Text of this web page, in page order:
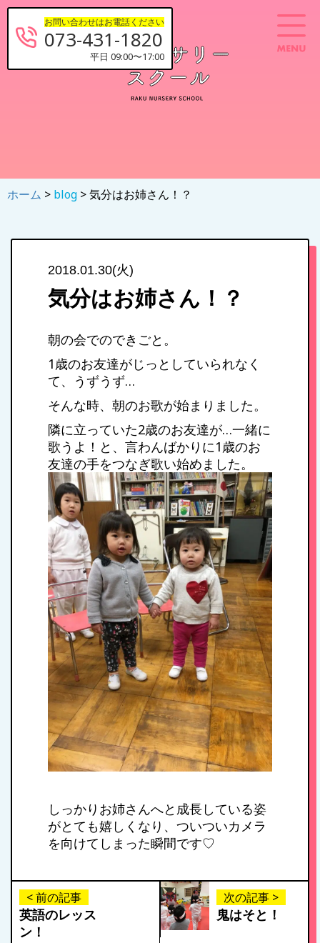
お問い合わせはお電話ください
073-431-1820
平日 09:00〜17:00
HOME
私たちの思い・教
育方針
1日のスケジュール
施設紹介・園概要
ホーム > blog > 気分はお姉さん！？
2018.01.30(火)
気分はお姉さん！？
朝の会でのできごと。
1歳のお友達がじっとしていられなく
て、うずうず…
そんな時、朝のお歌が始まりました。
隣に立っていた2歳のお友達が…一緒に
歌うよ！と、言わんばかりに1歳のお
友達の手をつなぎ歌い始めました。
しっかりお姉さんへと成長している姿
がとても嬉しくなり、ついついカメラ
を向けてしまった瞬間です♡
< 前の記事
英語のレッス
ン！
次の記事 >
鬼はそと！